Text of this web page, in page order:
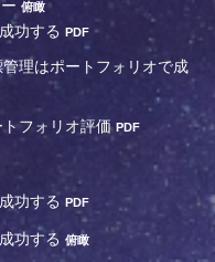
ー俯瞰
功するPDF
理はポートフォリオで成
トフォリオ評価PDF
功するPDF
功する俯瞰